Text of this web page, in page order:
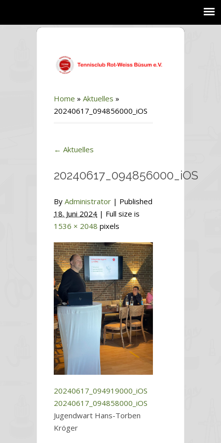
Home » Aktuelles »
20240617_094856000_iOS
← Aktuelles
20240617_094856000_iOS
By Administrator | Published
18. Juni 2024 | Full size is
1536 × 2048 pixels
20240617_094919000_iOS
20240617_094858000_iOS
Jugendwart Hans-Torben
Kröger